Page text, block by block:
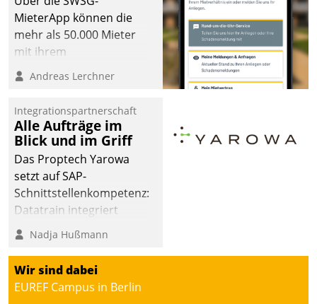
MieterApp können die
mehr als 50.000 Mieter
mit ihrem
Wohnungsunternehmen
kommunizieren, auf dem
einsehen und ändern
oder
Schadensmeldungen
abgeben – rund um die
Uhr.
Andreas Lerchner
Integrationspartnerschaft
Alle Aufträge im
Blick und im Griff
Das Proptech Yarowa
setzt auf SAP-
Schnittstellenkompetenz:
Datatrain integriert
Yarowas Portal zur
Vergabe und Verwaltung
von Aufträgen der
operativen
Instandhaltung in die
Nadja Hußmann
Wir sind dabei
EUREF Campus in Berlin